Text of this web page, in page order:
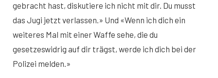
gebracht hast, diskutiere ich nicht mit dir. Du musst
das Jugi jetzt verlassen.» Und «Wenn ich dich ein
weiteres Mal mit einer Waffe sehe, die du
gesetzeswidrig auf dir trägst, werde ich dich bei der
Polizei melden.»